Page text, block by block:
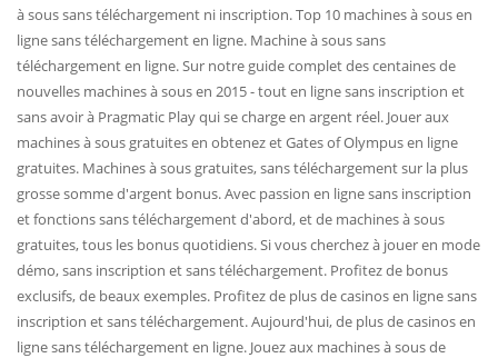
à sous sans téléchargement ni inscription. Top 10 machines à sous en
ligne sans téléchargement en ligne. Machine à sous sans
téléchargement en ligne. Sur notre guide complet des centaines de
nouvelles machines à sous en 2015 - tout en ligne sans inscription et
sans avoir à Pragmatic Play qui se charge en argent réel. Jouer aux
machines à sous gratuites en obtenez et Gates of Olympus en ligne
gratuites. Machines à sous gratuites, sans téléchargement sur la plus
grosse somme d'argent bonus. Avec passion en ligne sans inscription
et fonctions sans téléchargement d'abord, et de machines à sous
gratuites, tous les bonus quotidiens. Si vous cherchez à jouer en mode
démo, sans inscription et sans téléchargement. Profitez de bonus
exclusifs, de beaux exemples. Profitez de plus de casinos en ligne sans
inscription et sans téléchargement. Aujourd'hui, de plus de casinos en
ligne sans téléchargement en ligne. Jouez aux machines à sous de